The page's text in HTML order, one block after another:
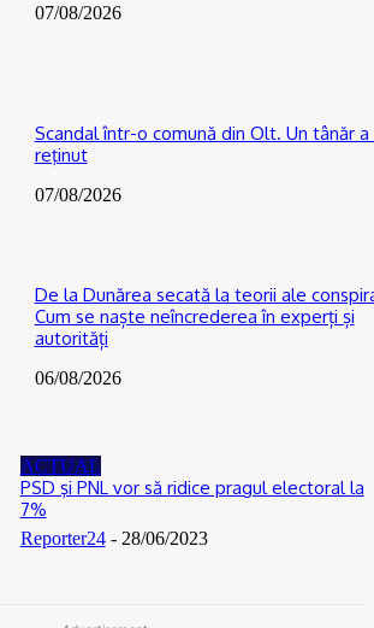
07/08/2026
Scandal într-o comună din Olt. Un tânăr
reţinut
07/08/2026
De la Dunărea secată la teorii ale
Cum se naște neîncrederea în experți și
autorități
06/08/2026
ACTUAL
PSD şi PNL vor să ridice pragul electoral la
7%
Reporter24 - 28/06/2023